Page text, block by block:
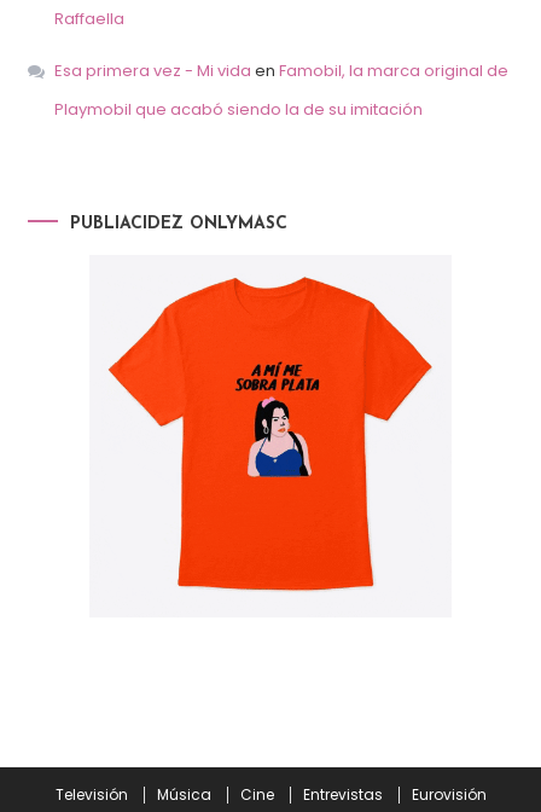
Raffaella
Esa primera vez - Mi vida en Famobil, la marca original de
Playmobil que acabó siendo la de su imitación
PUBLIACIDEZ ONLYMASC
Televisión Música Cine Entrevistas
Eurovisión